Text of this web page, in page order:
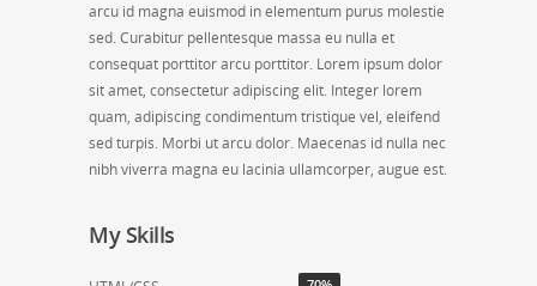
arcu id magna euismod in elementum purus molestie
sed. Curabitur pellentesque massa eu nulla et
consequat porttitor arcu porttitor. Lorem ipsum dolor
sit amet, consectetur adipiscing elit. Integer lorem
quam, adipiscing condimentum tristique vel, eleifend
sed turpis. Morbi ut arcu dolor. Maecenas id nulla nec
nibh viverra magna eu lacinia ullamcorper, augue est.
My Skills